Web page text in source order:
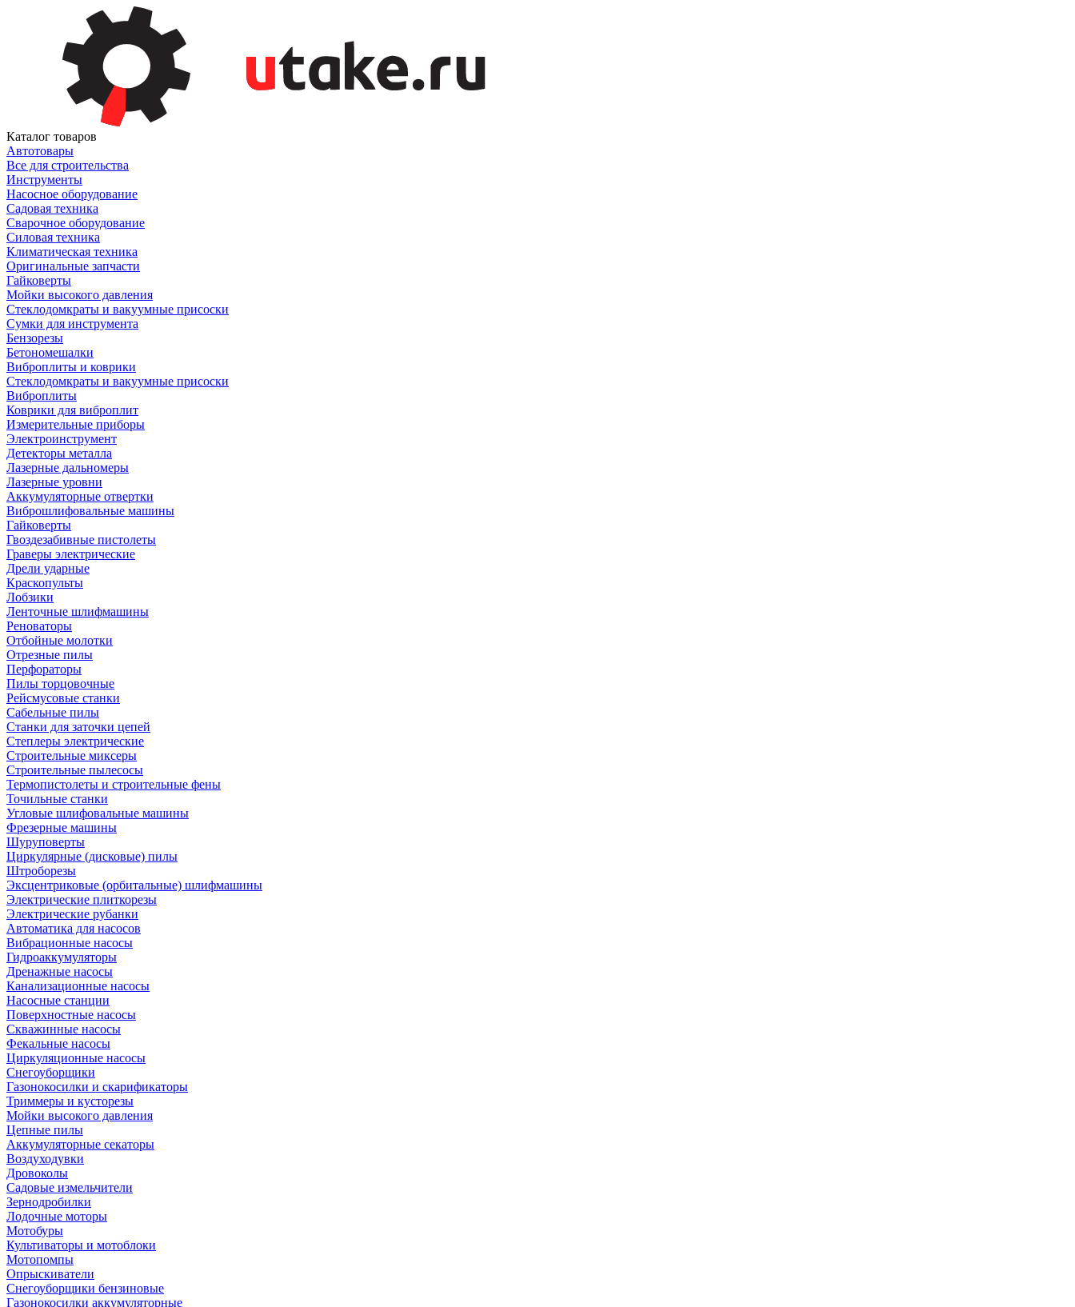
Каталог товаров
Автотовары
Все для строительства
Инструменты
Насосное оборудование
Садовая техника
Сварочное оборудование
Силовая техника
Климатическая техника
Оригинальные запчасти
Гайковерты
Мойки высокого давления
Стеклодомкраты и вакуумные присоски
Сумки для инструмента
Бензорезы
Бетономешалки
Виброплиты и коврики
Стеклодомкраты и вакуумные присоски
Виброплиты
Коврики для виброплит
Измерительные приборы
Электроинструмент
Детекторы металла
Лазерные дальномеры
Лазерные уровни
Аккумуляторные отвертки
Виброшлифовальные машины
Гайковерты
Гвоздезабивные пистолеты
Граверы электрические
Дрели ударные
Краскопульты
Лобзики
Ленточные шлифмашины
Реноваторы
Отбойные молотки
Отрезные пилы
Перфораторы
Пилы торцовочные
Рейсмусовые станки
Сабельные пилы
Станки для заточки цепей
Степлеры электрические
Строительные миксеры
Строительные пылесосы
Термопистолеты и строительные фены
Точильные станки
Угловые шлифовальные машины
Фрезерные машины
Шуруповерты
Циркулярные (дисковые) пилы
Штроборезы
Эксцентриковые (орбитальные) шлифмашины
Электрические плиткорезы
Электрические рубанки
Автоматика для насосов
Вибрационные насосы
Гидроаккумуляторы
Дренажные насосы
Канализационные насосы
Насосные станции
Поверхностные насосы
Скважинные насосы
Фекальные насосы
Циркуляционные насосы
Снегоуборщики
Газонокосилки и скарификаторы
Триммеры и кусторезы
Мойки высокого давления
Цепные пилы
Аккумуляторные секаторы
Воздуходувки
Дровоколы
Садовые измельчители
Зернодробилки
Лодочные моторы
Мотобуры
Культиваторы и мотоблоки
Мотопомпы
Опрыскиватели
Снегоуборщики бензиновые
Газонокосилки аккумуляторные